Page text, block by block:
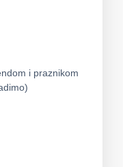
i praznikom